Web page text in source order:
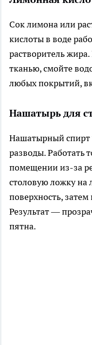
Сок лимона или
кислоты в воде
растворитель
тканью, смойте
любых покрытий,
Нашатырь для
Нашатырный спирт
разводы. Работать
помещении из-за
столовую ложку на
поверхность,
Результат —
пятна.